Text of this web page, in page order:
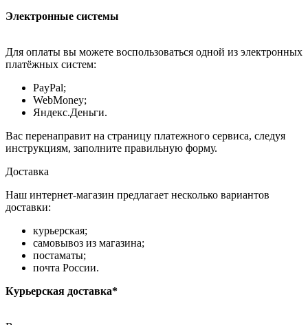
Электронные системы
Для оплаты вы можете воспользоваться одной из электронных
платёжных систем:
PayPal;
WebMoney;
Яндекс.Деньги.
Вас перенаправит на страницу платежного сервиса, следуя
инструкциям, заполните правильную форму.
Доставка
Наш интернет-магазин предлагает несколько вариантов
доставки:
курьерская;
самовывоз из магазина;
постаматы;
почта России.
Курьерская доставка*